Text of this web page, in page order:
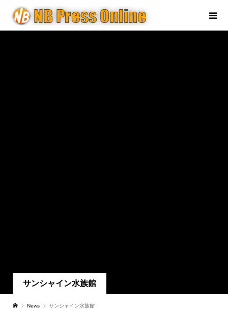
サンシャイン水族館
News サンシャイン水族館